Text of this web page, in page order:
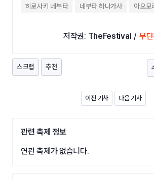
히로사키 네부타
네부타 하나가사 아오모
저작권: TheFestival / 무
스크랩 추천
이전 기사 다음 기사
관련 축제 정보
연관 축제가 없습니다.